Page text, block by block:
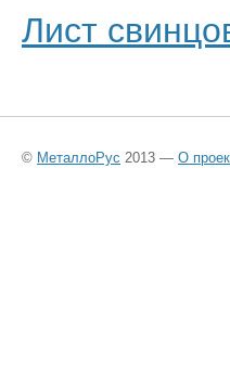
Лист
© МеталлоРус 2013 — О